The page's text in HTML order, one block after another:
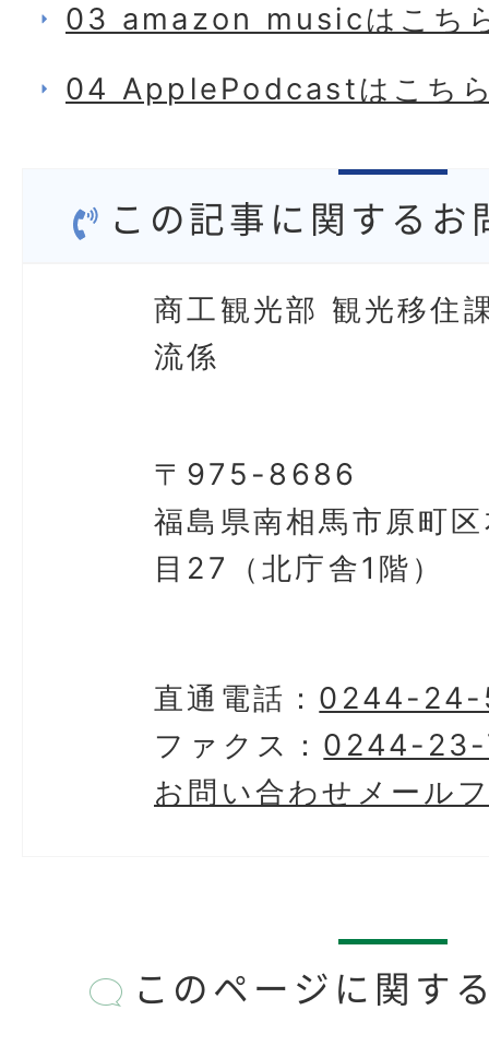
03 amazon musicはこち
04 ApplePodcastはこち
この記事に関するお
商工観光部 観光移住
流係
〒975-8686
福島県南相馬市原町
目27（北庁舎1階）
直通電話： 0244-
ファクス： 0244-
お問い合わせメール
このページに関す